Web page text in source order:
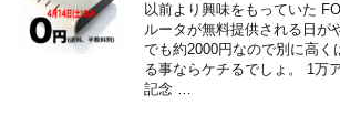
以前より興味をもっていた
ルータが無料提供される日が
でも約2000円なので別に高く
る事ならケチるでしょ。 1万
記念 …